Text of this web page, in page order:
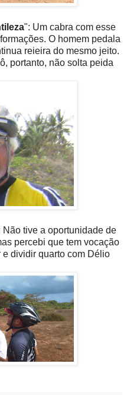
": Um cabra com esse
O homem pedala
reieira do mesmo jeito.
portanto, não solta peida
Não tive a oportunidade de
percebi que tem vocação
dividir quarto com Délio